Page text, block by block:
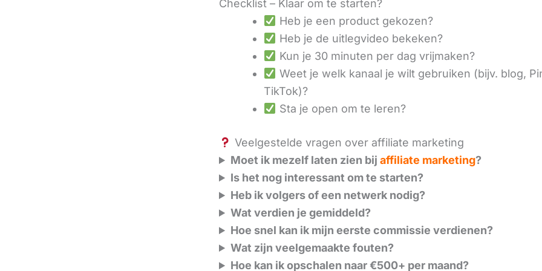
Checklist – Klaar om te starten?
Heb je een product gekozen?
Heb je de uitlegvideo bekeken?
Kun je 30 minuten per dag vrijmaken?
Weet je welk kanaal je wilt gebruiken (bijv. blog,
TikTok)?
Sta je open om te leren?
Veelgestelde vragen over affiliate marketing
Moet ik mezelf laten zien bijaffiliate marketing?
Is het nog interessant om te starten?
Heb ik volgers of een netwerk nodig?
Wat verdien je gemiddeld?
Hoe snel kan ik mijn eerste commissie verdienen?
Wat zijn veelgemaakte fouten?
Hoe kan ik opschalen naar €500+ per maand?